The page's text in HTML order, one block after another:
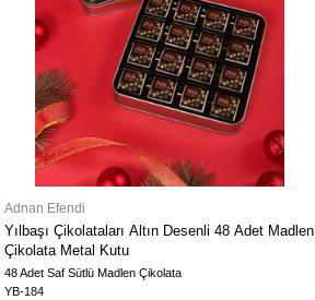
Adnan Efendi
Yılbaşı Çikolataları Altın Desenli 48 Adet Madlen
Çikolata Metal Kutu
48 Adet Saf Sütlü Madlen Çikolata
YB-184